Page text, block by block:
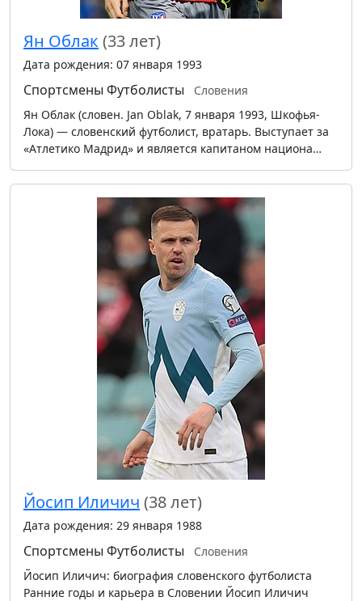
Ян Облак (33 лет)
Дата рождения: 07 января 1993
Спортсмены Футболисты
Словения
Ян Облак (словен. Jan Oblak, 7 января 1993, Шкофья-
Лока) — словенский футболист, вратарь. Выступает за
«Атлетико Мадрид» и является капитаном национа…
Йосип Иличич (38 лет)
Дата рождения: 29 января 1988
Спортсмены Футболисты
Словения
Йосип Иличич: биография словенского футболиста
Ранние годы и карьера в Словении Йосип Иличич